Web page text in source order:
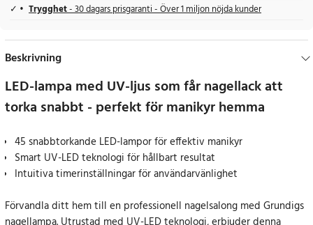
Trygghet- 30 dagars prisgaranti - Över 1 miljon nöjda kunder
Beskrivning
LED-lampa med UV-ljus som får nagellack att
torka snabbt - perfekt för manikyr hemma
45 snabbtorkande LED-lampor för effektiv manikyr
Smart UV-LED teknologi för hållbart resultat
Intuitiva timerinställningar för användarvänlighet
Förvandla ditt hem till en professionell nagelsalong med Grundigs